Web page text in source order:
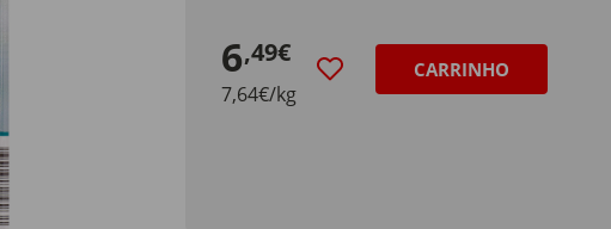
6,49€
7,64€/kg
CARRINHO